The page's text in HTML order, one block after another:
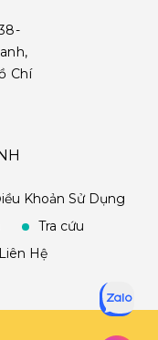
Chí
Khoản Sử Dụng
Tra cứu
Liên Hệ